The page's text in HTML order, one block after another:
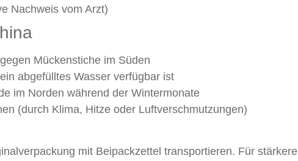
Nachweis vom Arzt)
Mückenstiche im Süden
abgefülltes Wasser verfügbar ist
im Norden während der Wintermonate
(durch Klima, Hitze oder Luftverschmutzungen)
mit Beipackzettel transportieren. Für stärkere